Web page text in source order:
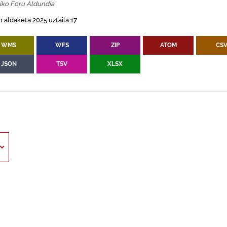
Foru Aldundia
aldaketa 2025 uztaila 17
WMS WFS ZIP ATOM CSV
JSON TSV XLSX